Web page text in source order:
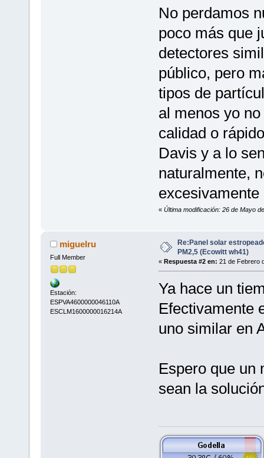
No perdamos
poco más que
detectores
público, pero
tipos de
al menos yo
calidad o
Davis y a lo
naturalmente,
excesivamente
« Última modificación: 26 de Mayo
miguelru
Full Member
Estación:
ESPVA4600000046110A
ESCLM1600000016214A
Re:Panel solar
PM2,5 (Ecowitt wh41)
« Respuesta #2 en: 21 de Febrero
Ya hace un
Efectivamente
uno similar en
Espero que un
sean la